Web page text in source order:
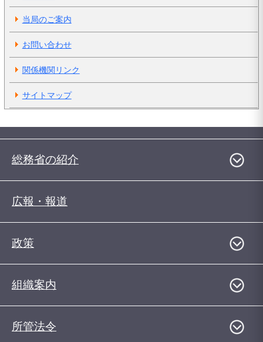
当局のご案内
お問い合わせ
関係機関リンク
サイトマップ
総務省の紹介
広報・報道
政策
組織案内
所管法令